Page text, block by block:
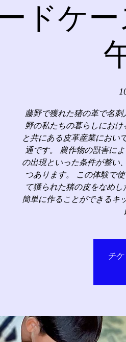
ドケ
藤野で獲れた猪の革で名
野の私たちの暮らしにお
と共にある皮革産業におい
通です。 農作物の獣害に
の出現といった条件が整い
つあります。 この体験で
て獲られた猪の皮をなめし
簡単に作ることができるキ
チ